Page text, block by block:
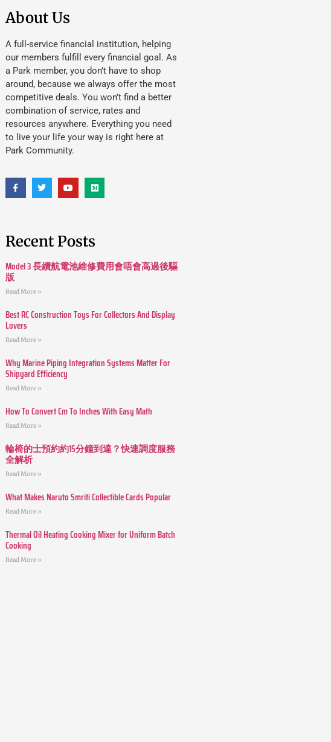
About Us
A full-service financial institution, helping
our members fulfill every financial goal. As
a Park member, you don’t have to shop
around, because we always offer the most
competitive deals. You won’t find a better
combination of service, rates and
resources anywhere. Everything you need
to live your life your way is right here at
Park Community.
Recent Posts
Model 3 長續航電池維修費用會唔會高過後驅
版
Read More »
Best RC Construction Toys For Collectors And Display
Lovers
Read More »
Why Marine Piping Integration Systems Matter For
Shipyard Efficiency
Read More »
How To Convert Cm To Inches With Easy Math
Read More »
輪椅的士預約約15分鐘到達？快速調度服務
全解析
Read More »
What Makes Naruto Smriti Collectible Cards Popular
Read More »
Thermal Oil Heating Cooking Mixer for Uniform Batch
Cooking
Read More »